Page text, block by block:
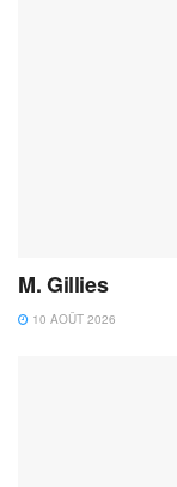
M. Gillies
10 AOÛT 2026